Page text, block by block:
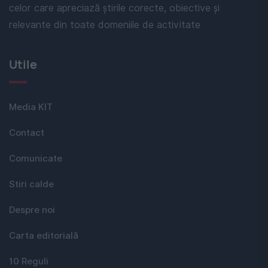
celor care apreciază știrile corecte, obiective și
relevante din toate domeniile de activitate
Utile
Media KIT
Contact
Comunicate
Stiri calde
Despre noi
Carta editorială
10 Reguli